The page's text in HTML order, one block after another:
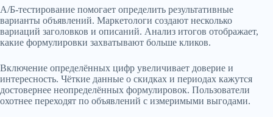
А/Б-тестирование помогает определить результативные
варианты объявлений. Маркетологи создают несколько
вариаций заголовков и описаний. Анализ итогов отображает,
какие формулировки захватывают больше кликов.
Включение определённых цифр увеличивает доверие и
интересность. Чёткие данные о скидках и периодах кажутся
достовернее неопределённых формулировок. Пользователи
охотнее переходят по объявлений с измеримыми выгодами.